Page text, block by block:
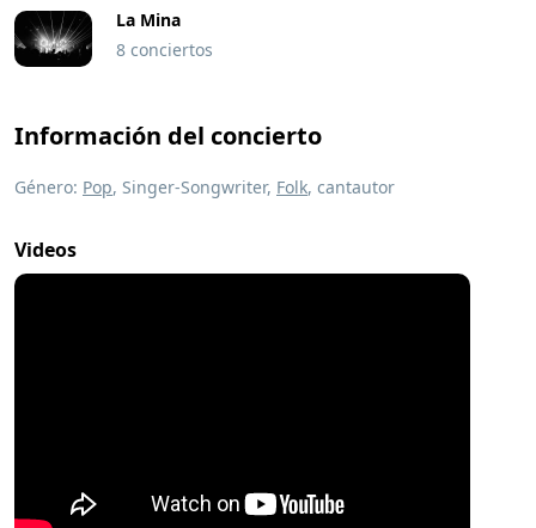
La Mina
8 conciertos
Información del concierto
Género: Pop, Singer-Songwriter, Folk, cantautor
Videos